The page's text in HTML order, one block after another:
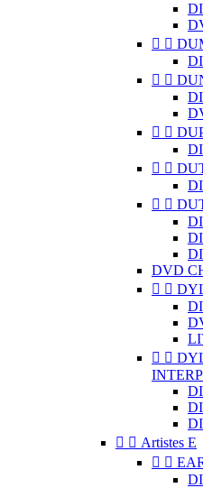
 
 
 
 
 
DVD
 
 
  Artistes E
 